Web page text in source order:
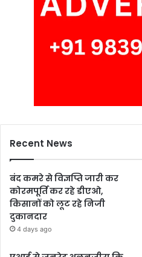
Recent News
बंद कमरे से विज्ञप्ति जारी कर
कोरमपूर्ति कर रहे डीएओ,
किसानों को लूट रहे निजी
दुकानदार
4 days ago